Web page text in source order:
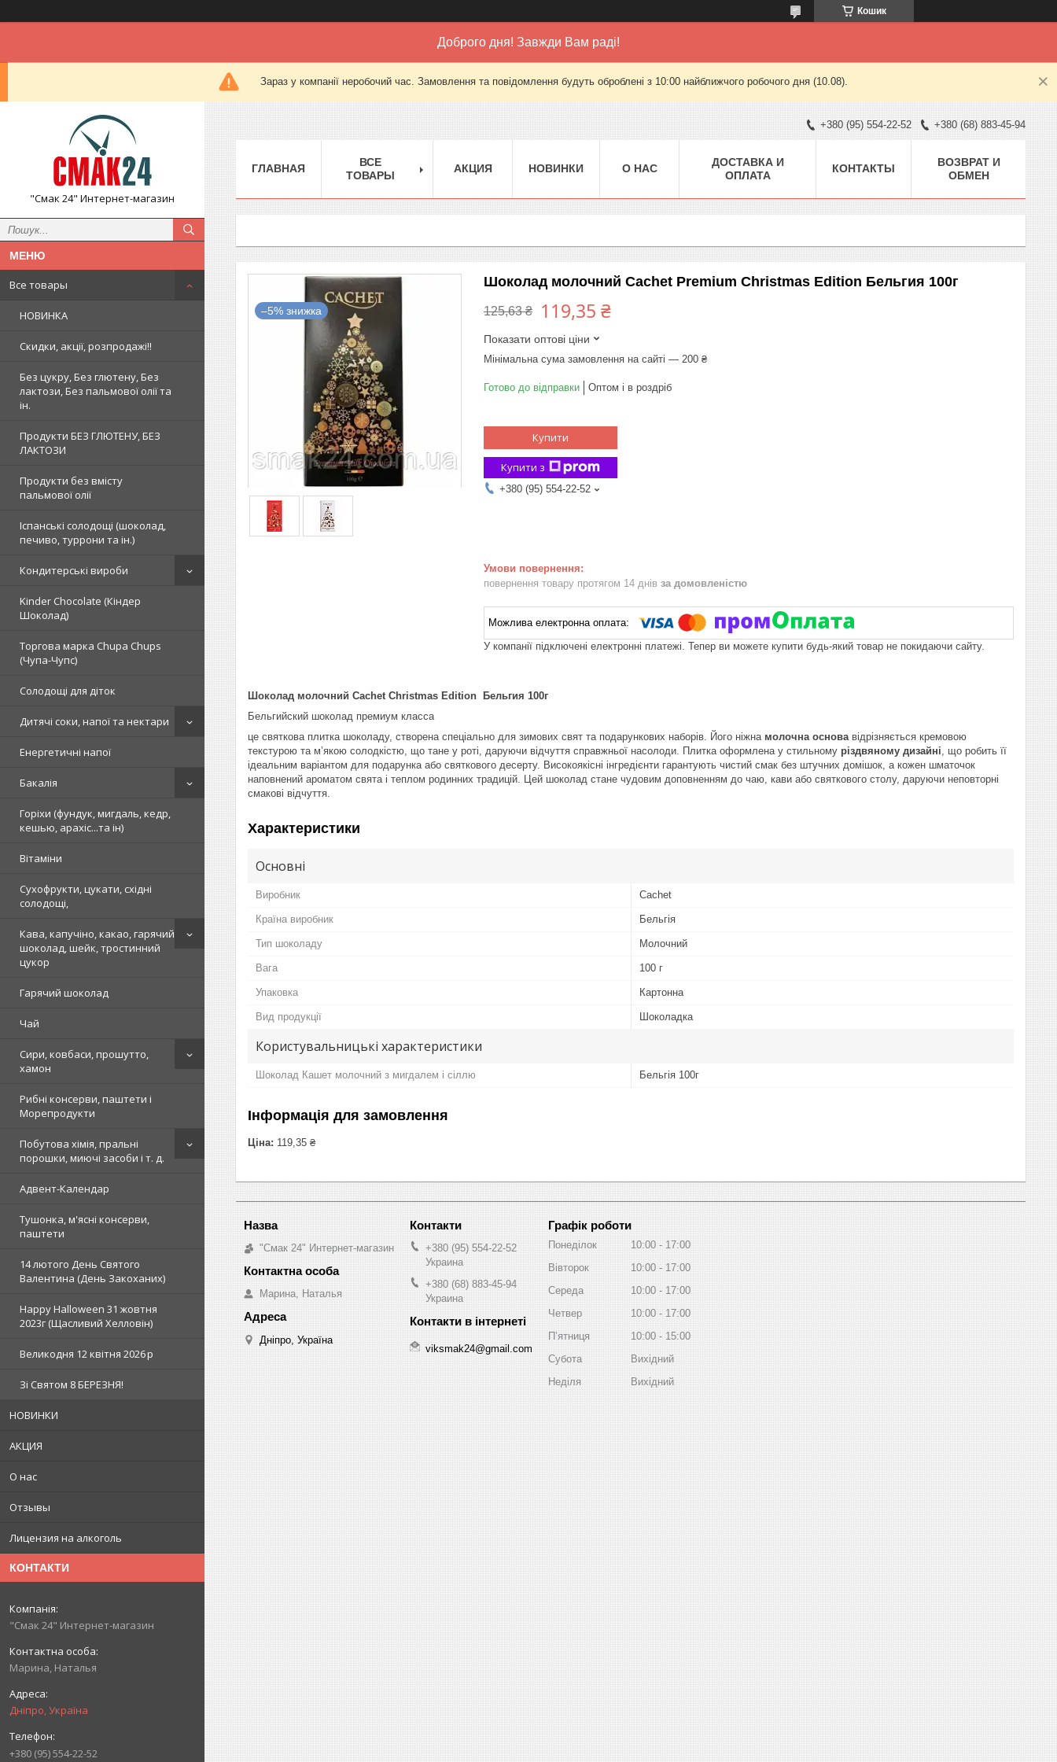
Кошик
Доброго дня! Завжди Вам раді!
Зараз у компанії неробочий час. Замовлення та повідомлення будуть оброблені з 10:00 найближчого робочого дня (10.08).
"Смак 24" Интернет-магазин
Все товары
НОВИНКА
Скидки, акції, розпродажі!!
Без цукру, Без глютену, Без
лактози, Без пальмової олії та
ін.
Продукти БЕЗ ГЛЮТЕНУ, БЕЗ
ЛАКТОЗИ
Продукти без вмісту
пальмової олії
Іспанські солодощі (шоколад,
печиво, туррони та ін.)
Кондитерські вироби
Kinder Chocolate (Кіндер
Шоколад)
Торгова марка Chupa Chups
(Чупа-Чупс)
Солодощі для діток
Дитячі соки, напої та нектари
Енергетичні напої
Бакалія
Горіхи (фундук, мигдаль, кедр,
кешью, арахіс...та ін)
Вітаміни
Сухофрукти, цукати, східні
солодощі,
Кава, капучіно, какао, гарячий
шоколад, шейк, тростинний
цукор
Гарячий шоколад
Чай
Сири, ковбаси, прошутто,
хамон
Рибні консерви, паштети і
Морепродукти
Побутова хімія, пральні
порошки, миючі засоби і т. д.
Адвент-Календар
Тушонка, м'ясні консерви,
паштети
14 лютого День Святого
Валентина (День Закоханих)
Happy Halloween 31 жовтня
2023г (Щасливий Хелловін)
Великодня 12 квітня 2026 р
Зi Святом 8 БЕРЕЗНЯ!
НОВИНКИ
АКЦИЯ
О нас
Отзывы
Лицензия на алкоголь
КОНТАКТИ
"Смак 24" Интернет-магазин
Марина, Наталья
Дніпро, Україна
+380 (95) 554-22-52
+380 (95) 554-22-52 +380 (68) 883-45-94
ГЛАВНАЯ
ВСЕ
ТОВАРЫ
АКЦИЯ НОВИНКИ О НАС
ДОСТАВКА И
ОПЛАТА
КОНТАКТЫ
ВОЗВРАТ И
ОБМЕН
–5%
Шоколад молочний Cachet Premium Christmas Edition Бельгия 100г
125,63 ₴ 119,35 ₴
Показати оптові ціни
Мінімальна сума замовлення на сайті — 200 ₴
Готово до відправки Оптом і в роздріб
Купити
Купити з
+380 (95) 554-22-52
повернення товару протягом 14 днів за домовленістю
У компанії підключені електронні платежі. Тепер ви можете купити будь-який товар не покидаючи сайту.
Шоколад молочний Cachet Christmas Edition Бельгия 100г
Бельгийский шоколад премиум класса
це святкова плитка шоколаду, створена спеціально для зимових свят та подарункових наборів. Його ніжна молочна основа відрізняється кремовою
текстурою та м’якою солодкістю, що тане у роті, даруючи відчуття справжньої насолоди. Плитка оформлена у стильному різдвяному дизайні , що робить її
ідеальним варіантом для подарунка або святкового десерту. Високоякісні інгредієнти гарантують чистий смак без штучних домішок, а кожен шматочок
наповнений ароматом свята і теплом родинних традицій. Цей шоколад стане чудовим доповненням до чаю, кави або святкового столу, даруючи неповторні
смакові відчуття.
Характеристики
Основні
Виробник Cachet
Країна виробник Бельгія
Тип шоколаду Молочний
Вага 100 г
Упаковка Картонна
Вид продукції Шоколадка
Користувальницькі характеристики
Шоколад Кашет молочний з мигдалем і сіллю Бельгія 100г
Інформація для замовлення
Ціна: 119,35 ₴
"Смак 24" Интернет-магазин
Марина, Наталья
Дніпро, Україна
+380 (95) 554-22-52
Украина
+380 (68) 883-45-94
Украина
viksmak24@gmail.com
Графік роботи
Понеділок 10:00
17:00
Вівторок
10:00
17:00
Середа
10:00
17:00
Четвер
10:00
17:00
Пʼятниця
10:00
15:00
Субота
Вихідний
Неділя
Вихідний